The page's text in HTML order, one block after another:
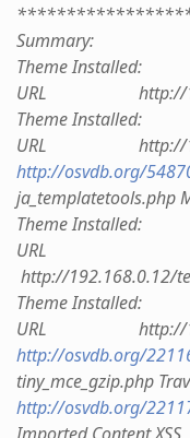
Summary:
Theme Installed:
URL http://
Theme Installed:
URL http://
http://osvdb.org/
ja_templatetools.php
Theme Installed:
URL
http://192.168.0.12/
Theme Installed:
URL http://
http://osvdb.org/
tiny_mce_gzip.php
http://osvdb.org/
Imported Content XSS